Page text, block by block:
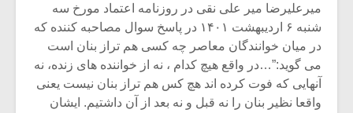
میرعلیرضا میر علی نقی در روزنامه اعتماد مورخ سه
شنبه ۶ اردیبهشت ۱۴۰۱ در پاسخ سوال مصاحبه کننده که
در میان خوانندگان معاصر چه کسی هم تراز بنان است
می گوید:”…در واقع هیچ کدام ، نه از خواننده های زنده، نه
آنهایی که فوت کرده اند هچ کس هم تراز بنان نیست یعنی
واقعا نظیر بنان را نه قبل و نه بعد از آن داشتیم. ایشان